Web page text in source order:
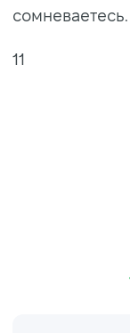
сомневаетесь.
11